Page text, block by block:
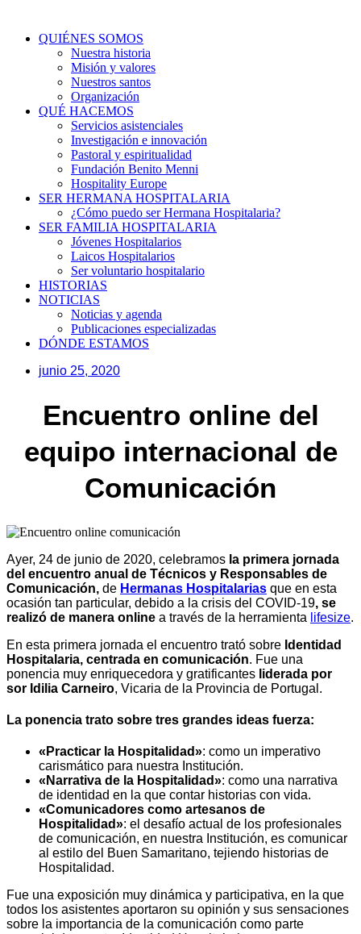
QUIÉNES SOMOS
Nuestra historia
Misión y valores
Nuestros santos
Organización
QUÉ HACEMOS
Servicios asistenciales
Investigación e innovación
Pastoral y espiritualidad
Fundación Benito Menni
Hospitality Europe
SER HERMANA HOSPITALARIA
¿Cómo puedo ser Hermana Hospitalaria?
SER FAMILIA HOSPITALARIA
Jóvenes Hospitalarios
Laicos Hospitalarios
Ser voluntario hospitalario
HISTORIAS
NOTICIAS
Noticias y agenda
Publicaciones especializadas
DÓNDE ESTAMOS
junio 25, 2020
Encuentro online del
equipo internacional de
Comunicación
Ayer, 24 de junio de 2020, celebramos la primera jornada
del encuentro anual de Técnicos y Responsables de
Comunicación, de Hermanas Hospitalarias que en esta
ocasión tan particular, debido a la crisis del COVID-19, se
realizó de manera online a través de la herramienta lifesize.
En esta primera jornada el encuentro trató sobre Identidad
Hospitalaria, centrada en comunicación. Fue una
ponencia muy enriquecedora y gratificantes liderada por
sor Idilia Carneiro, Vicaria de la Provincia de Portugal.
La ponencia trato sobre tres grandes ideas fuerza:
«Practicar la Hospitalidad»: como un imperativo
carismático para nuestra Institución.
«Narrativa de la Hospitalidad»: como una narrativa
de identidad en la que contar historias con vida.
«Comunicadores como artesanos de
Hospitalidad»: el desafío actual de los profesionales
de comunicación, en nuestra Institución, es comunicar
al estilo del Buen Samaritano, tejiendo historias de
Hospitalidad.
Fue una exposición muy dinámica y participativa, en la que
todos los asistentes aportaron su opinión y sus sensaciones
sobre la importancia de la comunicación como parte